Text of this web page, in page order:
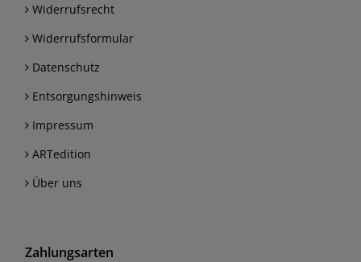
Widerrufsrecht
Widerrufsformular
Datenschutz
Entsorgungshinweis
Impressum
ARTedition
Über uns
Zahlungsarten